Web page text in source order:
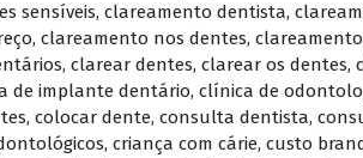
sensíveis, clareamento dentista,
, clareamento nos dentes,
, clarear dentes, clarear os dentes,
de implante dentário, clínica de
, colocar dente, consulta dentista,
, criança com cárie, custo